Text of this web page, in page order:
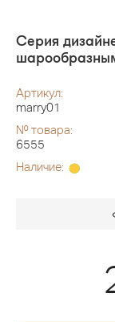
Серия
Артикул:
marry01
№ товара:
6555
Наличие: